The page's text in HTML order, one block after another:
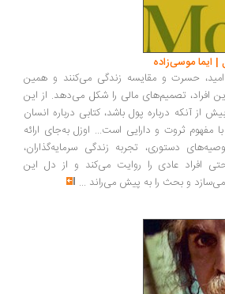
و مقایسه زندگی می‌کنند و همین
تصمیم‌های مالی را شکل می‌دهد. از این
درباره پول باشد، کتابی درباره انسان
ثروت و دارایی است... اوزل به‌جای ارائه
تجربه زندگی سرمایه‌گذاران،
عادی را روایت می‌کند و از دل این
و بحث را به پیش می‌راند...